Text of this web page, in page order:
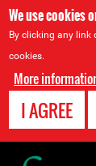
We use cookies
By clicking any link
cookies.
More
I AGREE
Back